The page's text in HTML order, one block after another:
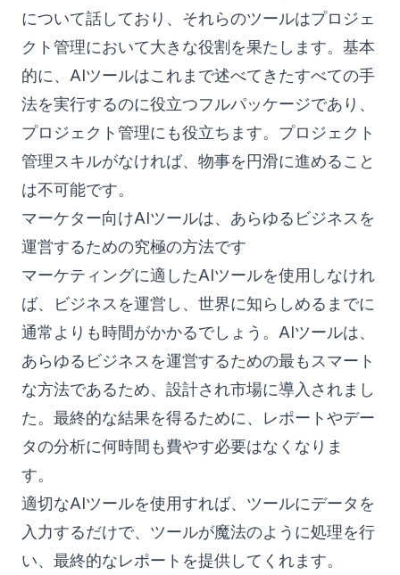
について話しており、それらのツールはプロジェ
クト管理において大きな役割を果たします。基本
的に、AIツールはこれまで述べてきたすべての手
法を実行するのに役立つフルパッケージであり、
プロジェクト管理にも役立ちます。プロジェクト
管理スキルがなければ、物事を円滑に進めること
は不可能です。
マーケター向けAIツールは、あらゆるビジネスを
運営するための究極の方法です
マーケティングに適したAIツールを使用しなけれ
ば、ビジネスを運営し、世界に知らしめるまでに
通常よりも時間がかかるでしょう。AIツールは、
あらゆるビジネスを運営するための最もスマート
な方法であるため、設計され市場に導入されまし
た。最終的な結果を得るために、レポートやデー
タの分析に何時間も費やす必要はなくなりま
す。
適切なAIツールを使用すれば、ツールにデータを
入力するだけで、ツールが魔法のように処理を行
い、最終的なレポートを提供してくれます。